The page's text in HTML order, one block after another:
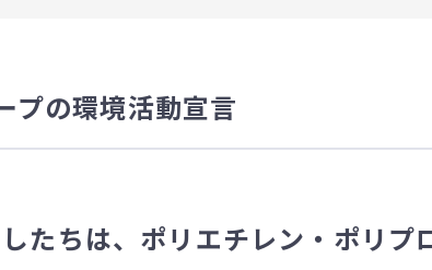
プの環境活動宣言
たちは、ポリエチレン・ポリプ